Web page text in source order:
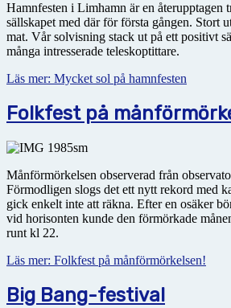
Hamnfesten i Limhamn är en återupptagen
sällskapet med där för första gången. Stort
mat. Vår solvisning stack ut på ett positivt
många intresserade teleskoptittare.
Läs mer: Mycket sol på hamnfesten
Folkfest på
Månförmörkelsen observerad från
Förmodligen slogs det ett nytt rekord med
gick enkelt inte att räkna. Efter en osäker
vid horisonten kunde den förmörkade
runt kl 22.
Läs mer: Folkfest på månförmörkelsen!
Big Bang-festival